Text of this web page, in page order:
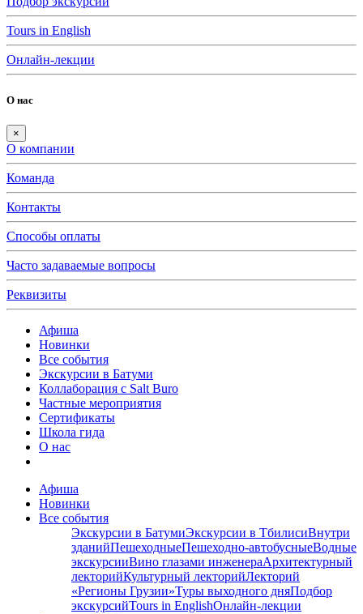
Tours in English
Онлайн-лекции
О нас
×
О компании
Команда
Контакты
Способы оплаты
Часто задаваемые вопросы
Реквизиты
Афиша
Новинки
Все события
Экскурсии в Батуми
Коллаборация с Salt Buro
Частные мероприятия
Сертификаты
Школа гида
О нас
Афиша
Новинки
Все события
Экскурсии в БатумиЭкскурсии в ТбилисиВнутри
зданийПешеходныеПешеходно-автобусныеВодные
экскурсииВино глазами инженераАрхитектурный
лекторийКультурный лекторийЛекторий
«Регионы Грузии»Туры выходного дняПодбор
экскурсийTours in EnglishОнлайн-лекции